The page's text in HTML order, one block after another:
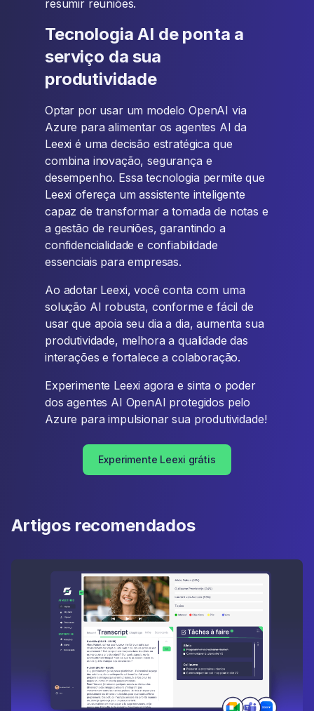
resumir reuniões.
Tecnologia AI de ponta a
serviço da sua
produtividade
Optar por usar um modelo OpenAI via
Azure para alimentar os agentes AI da
Leexi é uma decisão estratégica que
combina inovação, segurança e
desempenho. Essa tecnologia permite que
Leexi ofereça um assistente inteligente
capaz de transformar a tomada de notas e
a gestão de reuniões, garantindo a
confidencialidade e confiabilidade
essenciais para empresas.
Ao adotar Leexi, você conta com uma
solução AI robusta, conforme e fácil de
usar que apoia seu dia a dia, aumenta sua
produtividade, melhora a qualidade das
interações e fortalece a colaboração.
Experimente Leexi agora e sinta o poder
dos agentes AI OpenAI protegidos pelo
Azure para impulsionar sua produtividade!
Experimente Leexi grátis
Artigos recomendados